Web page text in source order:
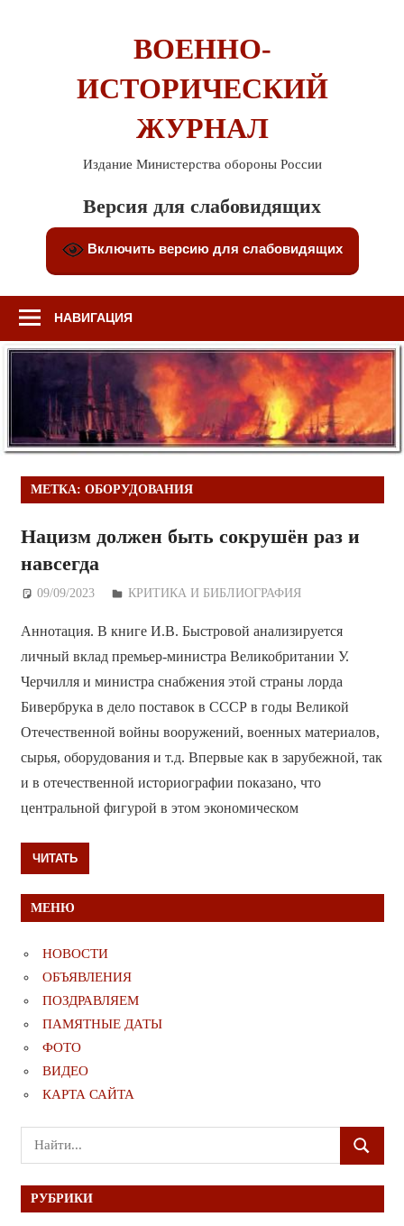
ВОЕННО-
ИСТОРИЧЕСКИЙ
ЖУРНАЛ
Издание Министерства обороны России
Версия для слабовидящих
Включить версию для слабовидящих
НАВИГАЦИЯ
МЕТКА: ОБОРУДОВАНИЯ
Нацизм должен быть сокрушён раз и
навсегда
09/09/2023 Дежурный по Редакции
КРИТИКА И БИБЛИОГРАФИЯ
Аннотация. В книге И.В. Быстровой анализируется
личный вклад премьер-министра Великобритании У.
Черчилля и министра снабжения этой страны лорда
Бивербрука в дело поставок в СССР в годы Великой
Отечественной войны вооружений, военных материалов,
сырья, оборудования и т.д. Впервые как в зарубежной, так
и в отечественной историографии показано, что
центральной фигурой в этом экономическом
ЧИТАТЬ
МЕНЮ
НОВОСТИ
ОБЪЯВЛЕНИЯ
ПОЗДРАВЛЯЕМ
ПАМЯТНЫЕ ДАТЫ
ФОТО
ВИДЕО
КАРТА САЙТА
Поиск
для:
ПОИСК
РУБРИКИ